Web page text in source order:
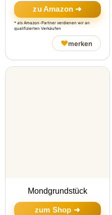
zu Amazon ➜
* als Amazon-Partner verdienen wir an
qualifizierten Verkäufen
♥merken
Mondgrundstück
zum Shop ➜